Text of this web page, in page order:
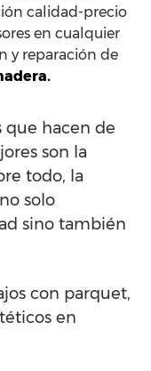
calidad-precio
en cualquier
y reparación de
que hacen de
son la
todo, la
solo
sino también
con parquet,
en